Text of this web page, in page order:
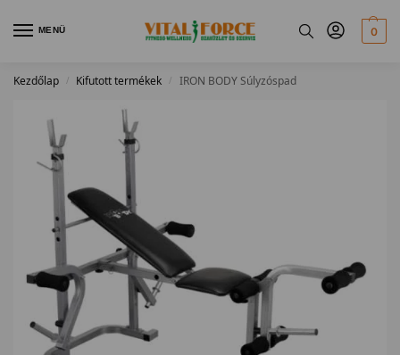
MENÜ 0
Kezdőlap / Kifutott termékek / IRON BODY Súlyzóspad